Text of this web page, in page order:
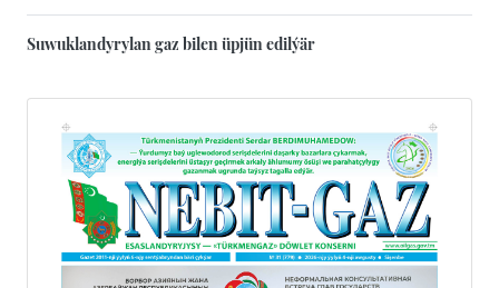
Suwuklandyrylan gaz bilen üpjün edilýär